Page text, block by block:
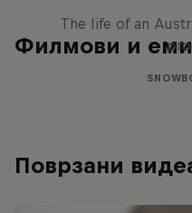
Филмови и
The life of an
Поврзани